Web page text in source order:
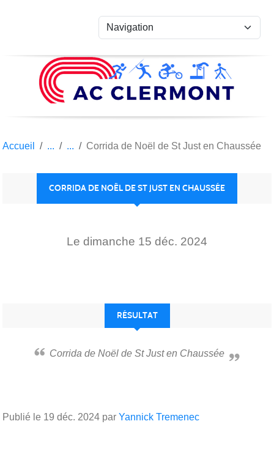
Accueil Corrida de Noël de St Just en Chaussée
CORRIDA DE NOËL DE ST JUST EN CHAUSSÉE
Le dimanche 15 déc. 2024
RÉSULTAT
Corrida de Noël de St Just en Chaussée
Publié le 19 déc. 2024 par Yannick Tremenec